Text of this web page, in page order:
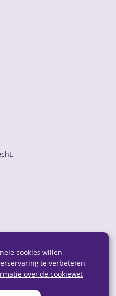
cookies willen
te verbeteren,
over de cookiewet